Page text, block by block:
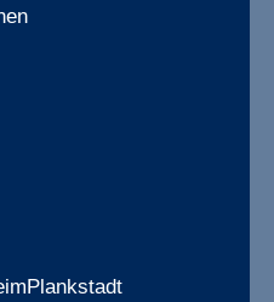
Plankstadt